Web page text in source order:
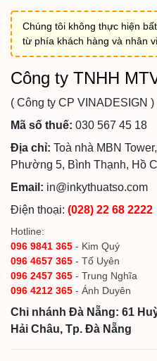
Chúng tôi không thực hiện
từ phía khách hàng và nhân
Công ty TNHH
( Công ty CP VINADESIGN )
Mã số thuế: 030 567 45 18
Địa chỉ: Toà nhà MBN
Phường 5, Bình Thạnh, Hồ
Email: in@inkythuatso.com
Điện thoại: (028) 22 68 2222
Hotline:
096 9841 365 - Kim Quý
096 4657 365 - Tố Uyên
096 2457 365 - Trung Nghĩa
096 4212 365 - Ánh Duyên
Chi nhánh Đà Nẵng: 61
Hải Châu, Tp. Đà Nẵng